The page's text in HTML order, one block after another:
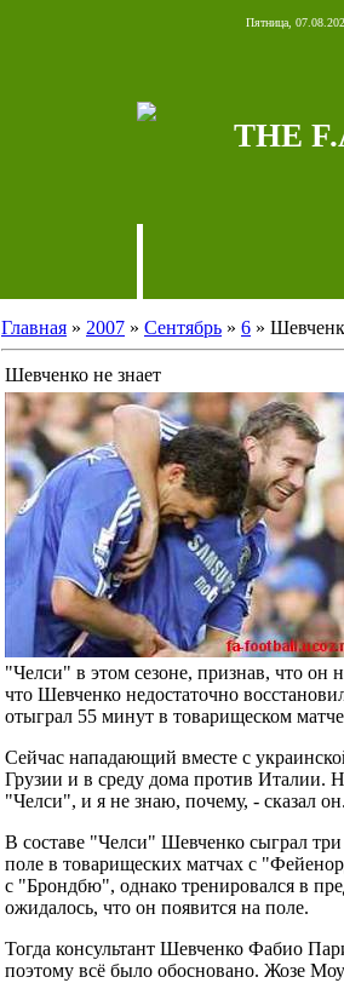
Пятница,
THE
Главная » 2007 » Сентябрь » 6 »
Шевченко не знает
"Челси" в этом сезоне, признав, что
что Шевченко недостаточно
отыграл 55 минут в товарищеском
Сейчас нападающий вместе с
Грузии и в среду дома против Италии.
"Челси", и я не знаю, почему, - сказал
В составе "Челси" Шевченко сыграл
поле в товарищеских матчах с
с "Брондбю", однако тренировался в
ожидалось, что он появится на поле.
Тогда консультант Шевченко Фабио
поэтому всё было обосновано. Жозе